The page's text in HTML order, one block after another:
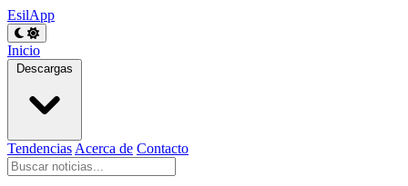
EsilApp
Inicio
Descargas
Tendencias Acerca de Contacto